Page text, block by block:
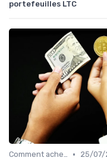
portefeuilles LTC
Comment acheter des cryptomonnaies •
25/07/